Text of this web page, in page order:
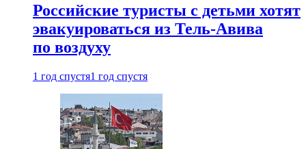
Российские туристы с детьми хотят
эвакуироваться из Тель-Авива
по воздуху
1 год спустя1 год спустя